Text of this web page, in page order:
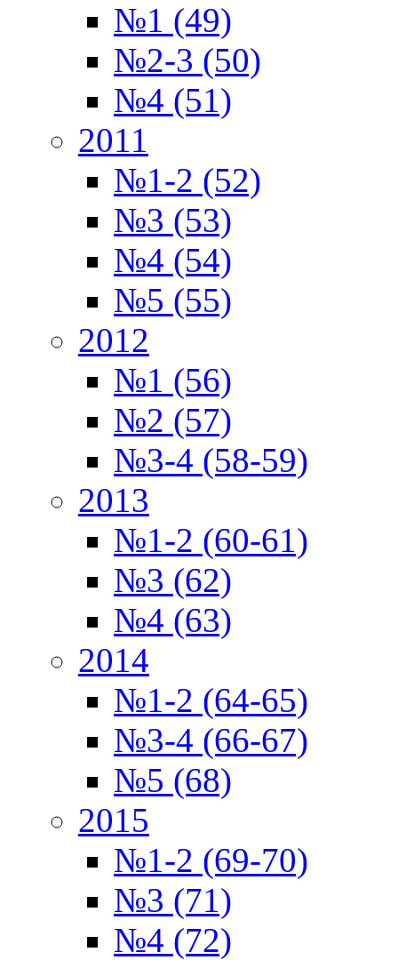
№1 (49)
№2-3 (50)
№4 (51)
2011
№1-2 (52)
№3 (53)
№4 (54)
№5 (55)
2012
№1 (56)
№2 (57)
№3-4 (58-59)
2013
№1-2 (60-61)
№3 (62)
№4 (63)
2014
№1-2 (64-65)
№3-4 (66-67)
№5 (68)
2015
№1-2 (69-70)
№3 (71)
№4 (72)